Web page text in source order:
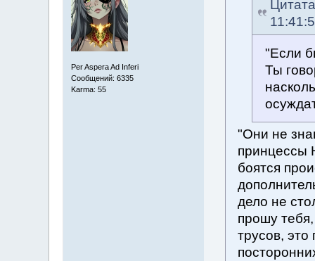
Per Aspera Ad Inferi
Сообщений: 6335
Karma: 55
"Если
Ты
"Они не
принцессы
боятся
дело не
прошу
трусов,